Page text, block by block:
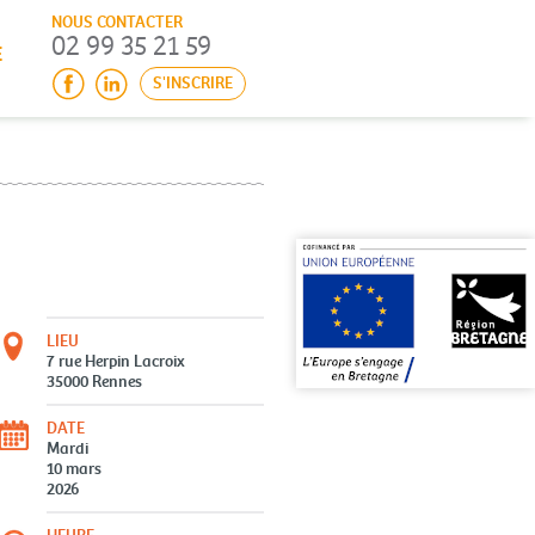
NOUS CONTACTER
02 99 35 21 59
S'INSCRIRE
LIEU
7 rue Herpin Lacroix
35000 Rennes
DATE
Mardi
10 mars
2026